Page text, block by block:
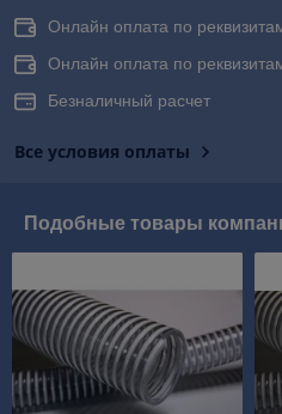
Онлайн оплата по
Онлайн оплата по
Безналичный расчет
Все условия оплаты
Подобные товары